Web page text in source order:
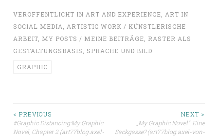
VERÖFFENTLICHT IN ART AND EXPERIENCE
ART IN
SOCIAL MEDIA
ARTISTIC WORK / KÜNSTLERISCHE
ARBEIT MY POSTS / MEINE BEITRÄGE
RASTER ALS
GESTALTUNGSBASIS
SPRACHE UND BILD
GRAPHIC
Beitragsnavigation
< PREVIOUS
#Graphic Distancing:My Graphic
Novel, Chapter 2 (art77blog.axel-
NEXT >
„My Graphic Novel“: Eine
Sackgasse? (art77blog.axel-von-